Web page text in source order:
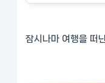
잠시나마 여행을 떠